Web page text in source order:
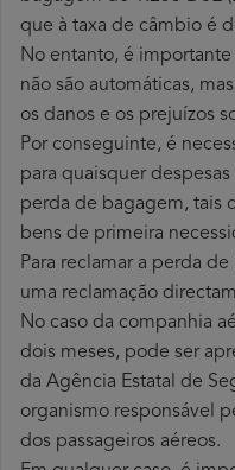
que à taxa de câmbio é
No entanto, é
não são automáticas,
os danos e os prejuízos
Por conseguinte, é
para quaisquer
perda de bagagem, tais
bens de primeira
Para reclamar a perda
uma reclamação
No caso da companhia
dois meses, pode ser
da Agência Estatal de
organismo responsável
dos passageiros aéreos.